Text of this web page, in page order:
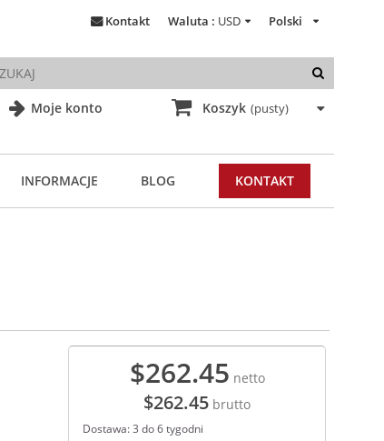
Moje konto
Polski
Waluta : USD
Kontakt
Koszyk (pusty)
INFORMACJE BLOG KONTAKT
$262.45 netto
$262.45 brutto
Dostawa: 3 do 6 tygodni